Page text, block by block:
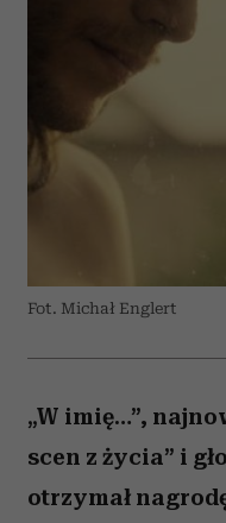
Fot. Michał Englert
„W imię…”,
scen z życia” i
otrzymał